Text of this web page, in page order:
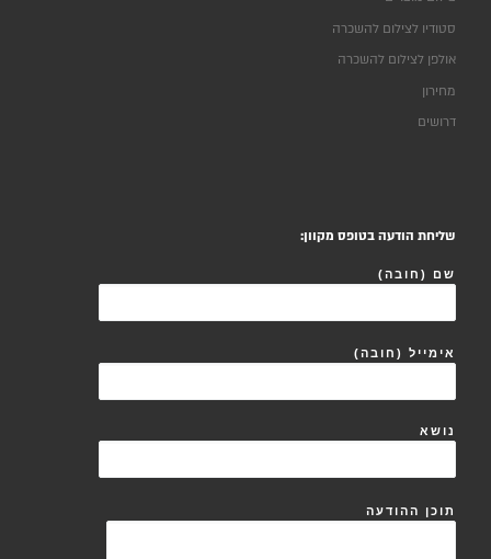
סטודיו לצילום להשכרה
אולפן לצילום להשכרה
מחירון
דרושים
שליחת הודעה בטופס מקוון:
שם (חובה)
אימייל (חובה)
נושא
תוכן ההודעה